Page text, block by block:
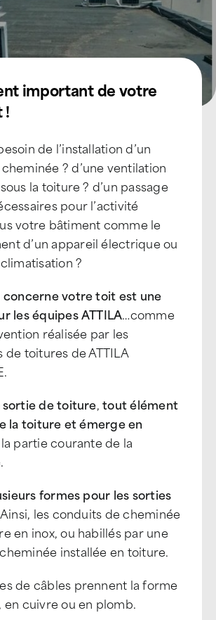
important de votre
!
de l’installation d’un
? d’une ventilation
la toiture ? d’un passage
pour l’activité
votre bâtiment comme le
d’un appareil électrique ou
?
concerne votre toit est une
les équipes ATTILA…comme
réalisée par les
toitures de ATTILA
sortie de toiture,tout élément
la toiture et émerge en
partie courante de la
formes pour les sorties
les conduits de cheminée
en inox, ou habillés par une
installée en toiture.
de câbles prennent la forme
en cuivre ou en plomb.